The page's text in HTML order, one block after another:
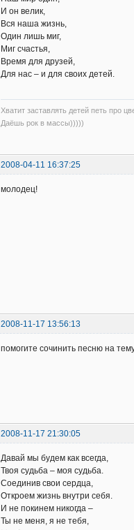
И он велик,
Вся наша жизнь,
Один лишь миг,
Миг счастья,
Время для друзей,
Для нас – и для своих детей.
Хватит заставлять детей петь про
Даёшь рок в массы)))))
2008-04-11 16:37:25
молодец!
2008-11-17 13:56:13
помогите сочинить песню на
2008-11-17 21:30:05
Давай мы будем как всегда,
Твоя судьба – моя судьба.
Соединив свои сердца,
Откроем жизнь внутри себя.
И не покинем никогда –
Ты не меня, я не тебя,